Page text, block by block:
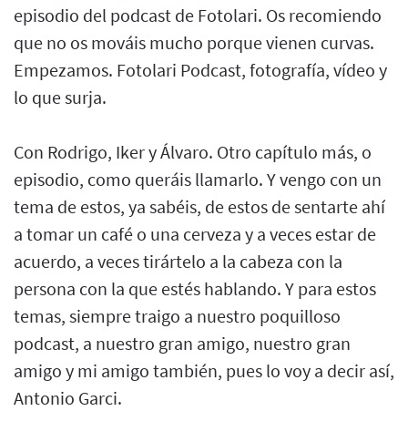
episodio del podcast de Fotolari. Os recomiendo
que no os mováis mucho porque vienen curvas.
Empezamos. Fotolari Podcast, fotografía, vídeo y
lo que surja.
Con Rodrigo, Iker y Álvaro. Otro capítulo más, o
episodio, como queráis llamarlo. Y vengo con un
tema de estos, ya sabéis, de estos de sentarte ahí
a tomar un café o una cerveza y a veces estar de
acuerdo, a veces tirártelo a la cabeza con la
persona con la que estés hablando. Y para estos
temas, siempre traigo a nuestro poquilloso
podcast, a nuestro gran amigo, nuestro gran
amigo y mi amigo también, pues lo voy a decir así,
Antonio Garci.